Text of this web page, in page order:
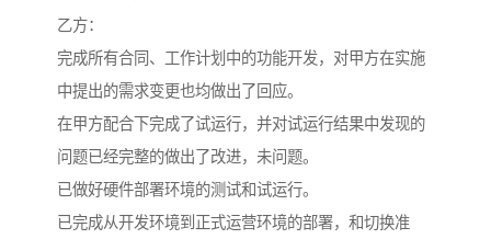
乙方：
完成所有合同、工作计划中的功能开发，对甲方在实施
中提出的需求变更也均做出了回应。
在甲方配合下完成了试运行，并对试运行结果中发现的
问题已经完整的做出了改进，未问题。
已做好硬件部署环境的测试和试运行。
已完成从开发环境到正式运营环境的部署，和切换准